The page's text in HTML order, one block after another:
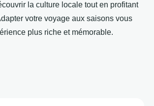
la culture locale tout en profitant
votre voyage aux saisons vous
plus riche et mémorable.